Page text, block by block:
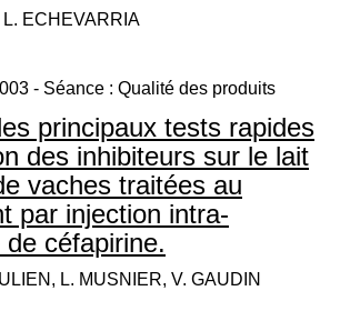
ECHEVARRIA
- Séance : Qualité des produits
principaux tests rapides
des inhibiteurs sur le lait
vaches traitées au
par injection intra-
céfapirine.
L. MUSNIER, V. GAUDIN